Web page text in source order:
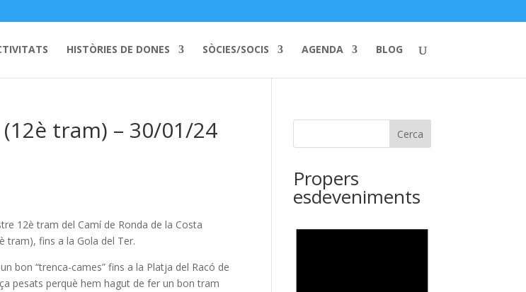
HISTÒRIES DE DONES SÒCIES/SOCIS AGENDA BLOG
tram) – 30/01/24
12è tram del Camí de Ronda de la Costa
tram), fins a la Gola del Ter.
bon “trenca-cames” fins a la Platja del Racó de
pesats perquè hem hagut de fer un bon tram
Cerca
Propers
esdeveniments